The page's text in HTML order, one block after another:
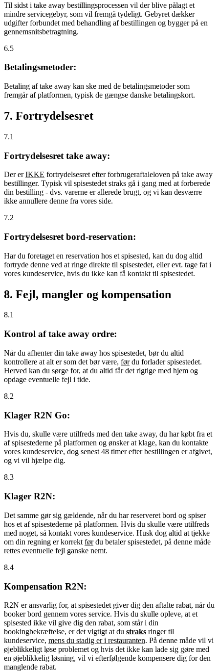
Til sidst i take away bestillingsprocessen vil der blive pålagt et
mindre servicegebyr, som vil fremgå tydeligt. Gebyret dækker
udgifter forbundet med behandling af bestillingen og bygger på en
gennemsnitsbetragtning.
6.5
Betalingsmetoder:
Betaling af take away kan ske med de betalingsmetoder som
fremgår af platformen, typisk de gængse danske betalingskort.
7. Fortrydelsesret
7.1
Fortrydelsesret take away:
Der erIKKE fortrydelsesret efter forbrugeraftaleloven på take away
bestillinger. Typisk vil spisestedet straks gå i gang med at forberede
din bestilling - dvs. varerne er allerede brugt, og vi kan desværre
ikke annullere denne fra vores side.
7.2
Fortrydelsesret bord-reservation:
Har du foretaget en reservation hos et spisested, kan du dog altid
fortryde denne ved at ringe direkte til spisestedet, eller evt. tage fat i
vores kundeservice, hvis du ikke kan få kontakt til spisestedet.
8. Fejl, mangler og kompensation
8.1
Kontrol af take away ordre:
Når du afhenter din take away hos spisestedet, bør du altid
kontrollere at alt er som det bør være, førdu forlader spisestedet.
Herved kan du sørge for, at du altid får det rigtige med hjem og
opdage eventuelle fejl i tide.
8.2
Klager R2N Go:
Hvis du, skulle være utilfreds med den take away, du har købt fra et
af spisestederne på platformen og ønsker at klage, kan du kontakte
vores kundeservice, dog senest 48 timer efter bestillingen er afgivet,
og vi vil hjælpe dig.
8.3
Klager R2N:
Det samme gør sig gældende, når du har reserveret bord og spiser
hos et af spisestederne på platformen. Hvis du skulle være utilfreds
med noget, så kontakt vores kundeservice. Husk dog altid at tjekke
om din regning er korrekt førdu betaler spisestedet, på denne måde
rettes eventuelle fejl ganske nemt.
8.4
Kompensation R2N:
R2N er ansvarlig for, at spisestedet giver dig den aftalte rabat, når du
booker bord gennem vores service. Hvis du skulle opleve, at et
spisested ikke vil give dig den rabat, som står i din
bookingbekræftelse, er det vigtigt at du straks ringer til
kundeservice, mens du stadig er i restauranten. På denne måde vil vi
øjeblikkeligt løse problemet og hvis det ikke kan lade sig gøre med
en øjeblikkelig løsning, vil vi efterfølgende kompensere dig for den
manglende rabat.